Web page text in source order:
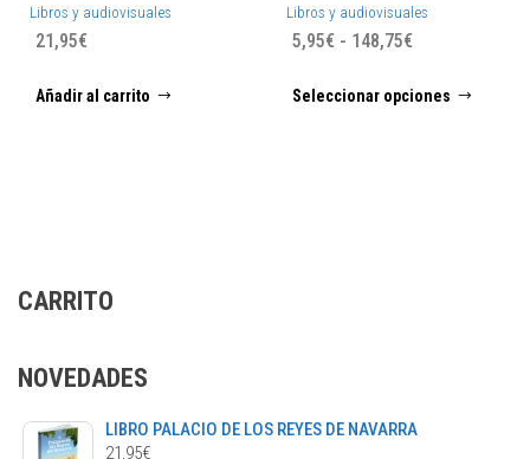
Libros y audiovisuales
21,95€
Añadir al carrito
Libros y audiovisuales
5,95€ - 148,75€Rango
precios:
Seleccionar opciones
CARRITO
NOVEDADES
LIBRO PALACIO DE LOS REYES DE NAVARRA
21,95€